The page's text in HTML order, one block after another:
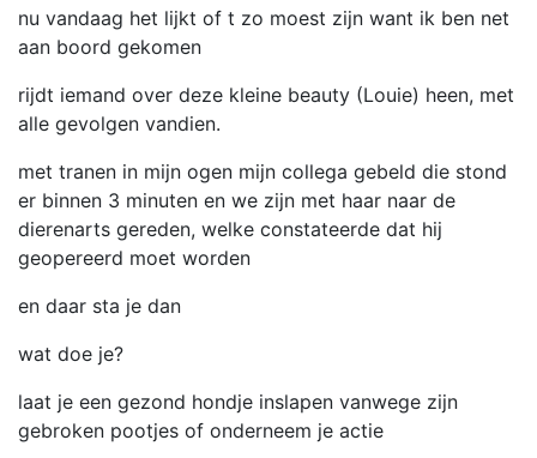
nu vandaag het lijkt of t zo moest zijn want ik ben net
aan boord gekomen
rijdt iemand over deze kleine beauty (Louie) heen, met
alle gevolgen vandien.
met tranen in mijn ogen mijn collega gebeld die stond
er binnen 3 minuten en we zijn met haar naar de
dierenarts gereden, welke constateerde dat hij
geopereerd moet worden
en daar sta je dan
wat doe je?
laat je een gezond hondje inslapen vanwege zijn
gebroken pootjes of onderneem je actie